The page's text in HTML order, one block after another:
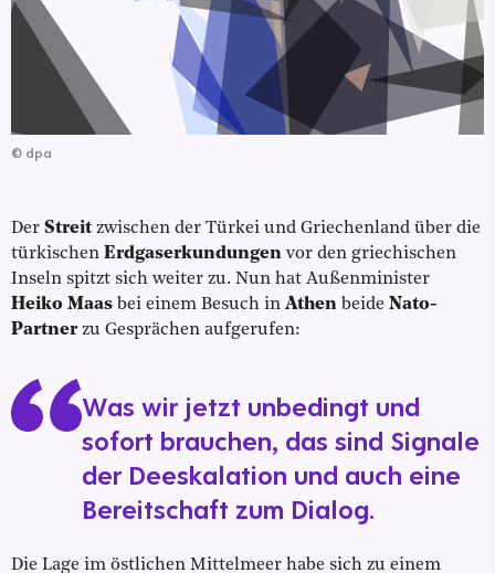
© dpa
Der Streit zwischen der Türkei und Griechenland über die
türkischen Erdgaserkundungen vor den griechischen
Inseln spitzt sich weiter zu. Nun hat Außenminister
Heiko Maas bei einem Besuch in Athen beide Nato-
Partnerzu Gesprächen aufgerufen:
Was wir jetzt unbedingt und
sofort brauchen, das sind Signale
der Deeskalation und auch eine
Bereitschaft zum Dialog.
Die Lage im östlichen Mittelmeer habe sich zu einem